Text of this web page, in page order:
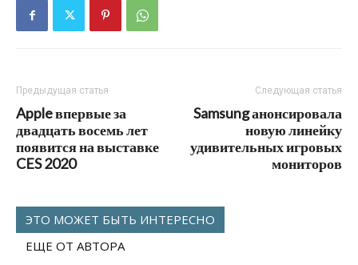
Предыдущая статья
Apple впервые за
двадцать восемь лет
появится на выставке
CES 2020
Следующая статья
Samsung анонсировала
новую линейку
удивительных игровых
мониторов
ЭТО МОЖЕТ БЫТЬ ИНТЕРЕСНО
ЕЩЕ ОТ АВТОРА